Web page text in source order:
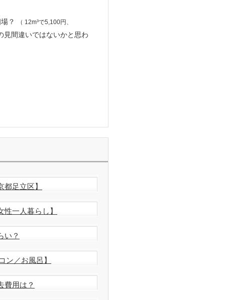
？ （ 12m³で5,100円、
間違いではないかと思わ
足立区】
一人暮らし】
い？
ン／お風呂】
費用は？